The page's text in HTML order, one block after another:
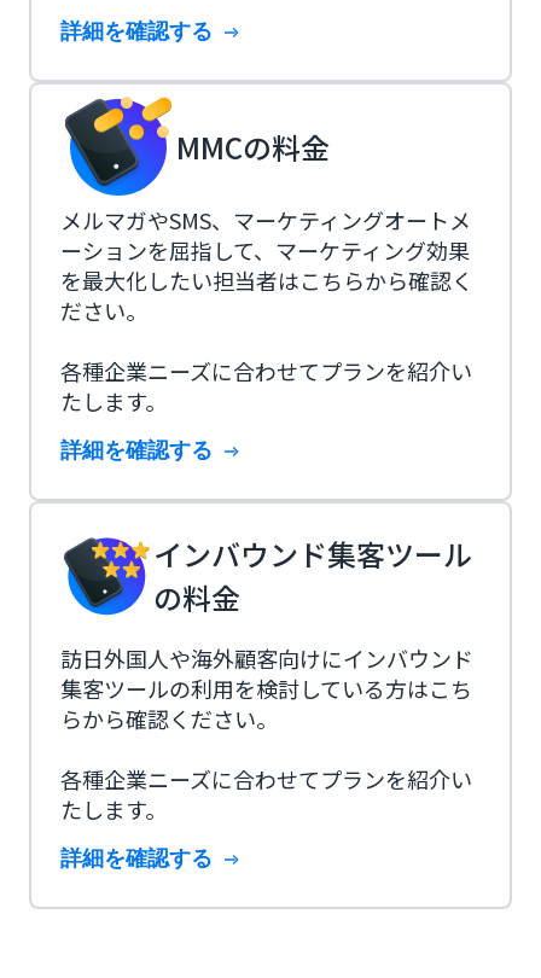
詳細を確認する
MMCの料金
メルマガやSMS、マーケティングオートメ
ーションを屈指して、マーケティング効果
を最大化したい担当者はこちらから確認く
ださい。
各種企業ニーズに合わせてプランを紹介い
たします。
詳細を確認する
インバウンド集客ツール
の料金
訪日外国人や海外顧客向けにインバウンド
集客ツールの利用を検討している方はこち
らから確認ください。
各種企業ニーズに合わせてプランを紹介い
たします。
詳細を確認する